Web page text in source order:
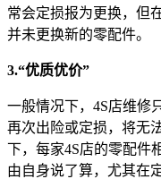
常会定损报为更换，但
并未更换新的零配件。
3.“优质优价”
一般情况下，4S店维修
再次出险或定损，将无
下，每家4S店的零配件
由自身说了算，尤其在